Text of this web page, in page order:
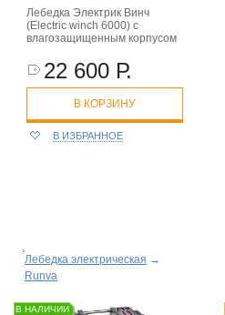
Лебедка Электрик Винч
(Electric winch 6000) с
влагозащищенным корпусом
22 600 Р.
В КОРЗИНУ
В ИЗБРАННОЕ
Лебедка электрическая →
Runva
В НАЛИЧИИ